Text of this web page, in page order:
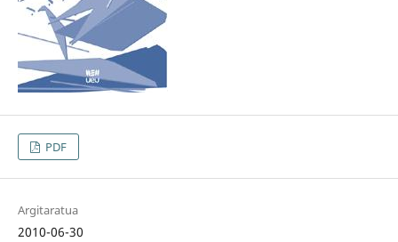
PDF
Argitaratua
2010-06-30